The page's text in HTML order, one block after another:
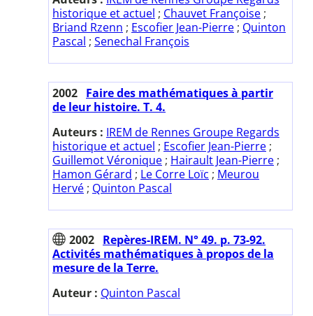
historique et actuel ; Chauvet Françoise ;
Briand Rzenn ; Escofier Jean-Pierre ; Quinton
Pascal ; Senechal François
2002 Faire des mathématiques à partir
de leur histoire. T. 4.
Auteurs : IREM de Rennes Groupe Regards
historique et actuel ; Escofier Jean-Pierre ;
Guillemot Véronique ; Hairault Jean-Pierre ;
Hamon Gérard ; Le Corre Loïc ; Meurou
Hervé ; Quinton Pascal
2002 Repères-IREM. N° 49. p. 73-92.
Activités mathématiques à propos de la
mesure de la Terre.
Auteur : Quinton Pascal